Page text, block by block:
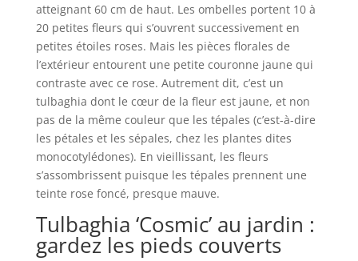
atteignant 60 cm de haut. Les ombelles portent 10 à
20 petites fleurs qui s’ouvrent successivement en
petites étoiles roses. Mais les pièces florales de
l’extérieur entourent une petite couronne jaune qui
contraste avec ce rose. Autrement dit, c’est un
tulbaghia dont le cœur de la fleur est jaune, et non
pas de la même couleur que les tépales (c’est-à-dire
les pétales et les sépales, chez les plantes dites
monocotylédones). En vieillissant, les fleurs
s’assombrissent puisque les tépales prennent une
teinte rose foncé, presque mauve.
Tulbaghia ‘Cosmic’ au jardin :
gardez les pieds couverts